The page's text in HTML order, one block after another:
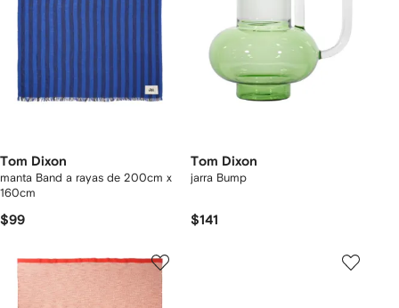
Tom Dixon
manta Band a rayas de 200cm x
160cm
$99
Tom Dixon
jarra Bump
$141